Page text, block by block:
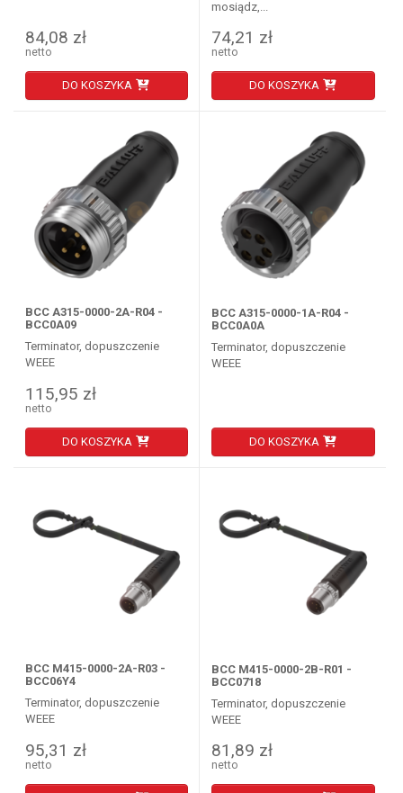
84,08 zł
netto
DO KOSZYKA
mosiądz,...
74,21 zł
netto
DO KOSZYKA
BCC A315-0000-2A-R04 -
BCC0A09
Terminator, dopuszczenie
WEEE
115,95 zł
netto
DO KOSZYKA
BCC A315-0000-1A-R04 -
BCC0A0A
Terminator, dopuszczenie
WEEE
DO KOSZYKA
BCC M415-0000-2A-R03 -
BCC06Y4
Terminator, dopuszczenie
WEEE
95,31 zł
netto
BCC M415-0000-2B-R01 -
BCC0718
Terminator, dopuszczenie
WEEE
81,89 zł
netto